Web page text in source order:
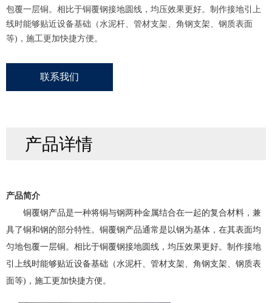
包覆一层铜。相比于铜覆钢接地圆线，均压效果更好。制作接地引上
线时能够贴近设备基础（水泥杆、管材支架、角钢支架、钢质表面
等)，施工更加快捷方便。
联系我们
产品详情
产品简介
铜覆钢产品是一种将铜与钢两种金属结合在一起的复合材料，兼
具了铜和钢的部分特性。 铜覆钢产品通常是以钢为基体，在其表面均
匀地包覆一层铜 。相比于铜覆钢接地圆线，均压效果更好。制作接地
引上线时能够贴近设备基础（水泥杆、管材支架、角钢支架、钢质表
面等)，施工更加快捷方便。